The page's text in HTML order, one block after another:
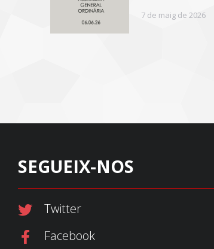
7 de maig de 2026
SEGUEIX-NOS
Twitter
Facebook